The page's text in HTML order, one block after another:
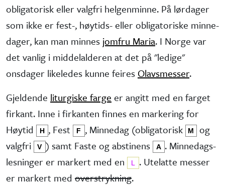
obliga­torisk eller valgfri helgen­minne. På lørdager
som ikke er fest-, høytids- eller obliga­toriske minne­
dager, kan man minnes jomfru Maria. I Norge var
det vanlig i middel­alderen at det på "ledige"
onsdager like­ledes kunne feires Olavsmesser.
Gjeldende liturgiske farge er angitt med en farget
firkant. Inne i firkanten finnes en markering for
Høytid
H , Fest F , Minne­dag (obliga­torisk M
og
valg­fri
V ) samt Faste og abstinens A . Minnedags­
lesninger er markert med en
L
. Utelatte messer
er markert med overstrykning.